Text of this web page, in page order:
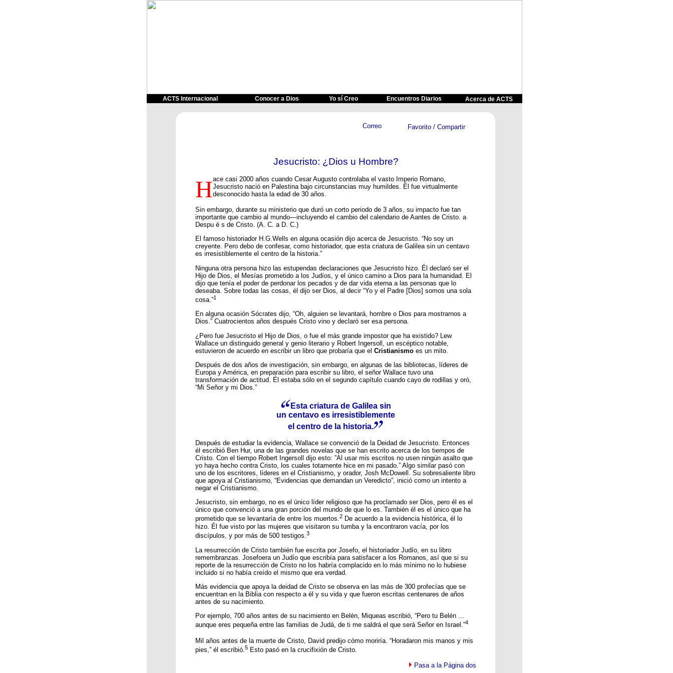
ACTS Internacional Conocer a Dios Yo sí Creo Encuentros Diarios Acerca de ACTS
Jesucristo: ¿Dios u Hombre?
Hace casi 2000 años cuando Cesar Augusto controlaba el vasto Imperio Romano,
Jesucristo nació en Palestina bajo circunstancias muy humildes. Él fue virtualmente
desconocido hasta la edad de 30 años.
Sin embargo, durante su ministerio que duró un corto periodo de 3 años, su impacto fue tan
importante que cambio al mundo—incluyendo el cambio del calendario de Aantes de Cristo. a
Despu é s de Cristo. (A. C. a D. C.)
El famoso historiador H.G.Wells en alguna ocasión dijo acerca de Jesucristo. “No soy un
creyente. Pero debo de confesar, como historiador, que esta criatura de Galilea sin un centavo
es irresistiblemente el centro de la historia.”
Ninguna otra persona hizo las estupendas declaraciones que Jesucristo hizo. Él declaró ser el
Hijo de Dios, el Mesías prometido a los Judíos, y el único camino a Dios para la humanidad. El
dijo que tenía el poder de perdonar los pecados y de dar vida eterna a las personas que lo
deseaba. Sobre todas las cosas, él dijo ser Dios, al decir “Yo y el Padre [Dios] somos una sola
cosa.”1
En alguna ocasión Sócrates dijo, “Oh, alguien se levantará, hombre o Dios para mostrarnos a
Dios.” Cuatrocientos años después Cristo vino y declaró ser esa persona.
¿Pero fue Jesucristo el Hijo de Dios, o fue el más grande impostor que ha existido? Lew
Wallace un distinguido general y genio literario y Robert Ingersoll, un escéptico notable,
estuvieron de acuerdo en escribir un libro que probaría que el Cristianismo es un mito.
Después de dos años de investigación, sin embargo, en algunas de las bibliotecas, líderes de
Europa y América, en preparación para escribir su libro, el señor Wallace tuvo una
transformación de actitud. Él estaba sólo en el segundo capítulo cuando cayo de rodillas y oró,
“Mi Señor y mi Dios.”
Esta criatura de Galilea sin
un centavo es irresistiblemente
el centro de la historia.
Después de estudiar la evidencia, Wallace se convenció de la Deidad de Jesucristo. Entonces
él escribió Ben Hur, una de las grandes novelas que se han escrito acerca de los tiempos de
Cristo. Con el tiempo Robert Ingersoll dijo esto: ”Al usar mis escritos no usen ningún asalto que
yo haya hecho contra Cristo, los cuales totamente hice en mi pasado.” Algo similar pasó con
uno de los escritores, líderes en el Cristianismo, y orador, Josh McDowell. Su sobresaliente libro
que apoya al Cristianismo, “Evidencias que demandan un Veredicto”, inició como un intento a
negar el Cristianismo.
Jesucristo, sin embargo, no es el único líder religioso que ha proclamado ser Dios, pero él es el
único que convenció a una gran porción del mundo de que lo es. También él es el único que ha
prometido que se levantaría de entre los muertos.2 De acuerdo a la evidencia histórica, él lo
hizo. Él fue visto por las mujeres que visitaron su tumba y la encontraron vacía, por los
discípulos, y por más de 500 testigos.3
La resurrección de Cristo también fue escrita por Josefo, el historiador Judío, en su libro
remembranzas. Josefoera un Judío que escribía para satisfacer a los Romanos, así que si su
reporte de la resurrección de Cristo no los habría complacido en lo más mínimo no lo hubiese
incluido si no había creído el mismo que era verdad.
Más evidencia que apoya la deidad de Cristo se observa en las más de 300 profecías que se
encuentran en la Biblia con respecto a él y su vida y que fueron escritas centenares de años
antes de su nacimiento.
Por ejemplo, 700 años antes de su nacimiento en Belén, Miqueas escribió, “Pero tu Belén ...
aunque eres pequeña entre las familias de Judá, de ti me saldrá el que será Señor en Israel.”4
Mil años antes de la muerte de Cristo, David predijo cómo moriría. “Horadaron mis manos y mis
pies,” él escribió.5 Esto pasó en la crucifixión de Cristo.
Pasa a la Página dos